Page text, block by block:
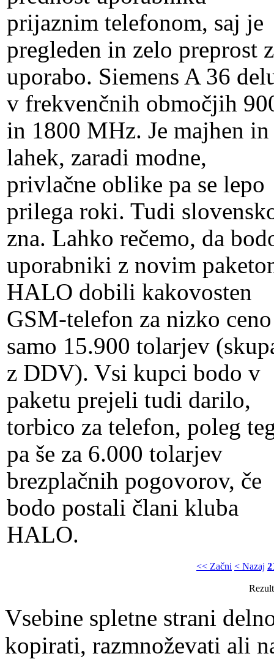
prijaznim telefonom, saj je
pregleden in zelo preprost
uporabo. Siemens A 36
v frekvenčnih območjih
in 1800 MHz. Je majhen in
lahek, zaradi modne,
privlačne oblike pa se lepo
prilega roki. Tudi
zna. Lahko rečemo, da
uporabniki z novim
HALO dobili kakovosten
GSM-telefon za nizko
samo 15.900 tolarjev
z DDV). Vsi kupci bodo v
paketu prejeli tudi darilo,
torbico za telefon, poleg
pa še za 6.000 tolarjev
brezplačnih pogovorov, če
bodo postali člani kluba
HALO.
<< Začni < Nazaj
Vsebine spletne strani
kopirati, razmnoževati ali